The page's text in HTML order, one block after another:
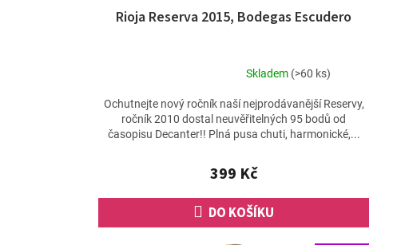
Rioja Reserva 2015, Bodegas Escudero
hodnocení
produktu
je
Skladem (>60 ks)
399 Kč
DO KOŠÍKU
Ochutnejte nový ročník naší nejprodávanější Reservy,
ročník 2010 dostal neuvěřitelných 95 bodů od
časopisu Decanter!! Plná pusa chuti, harmonické,...